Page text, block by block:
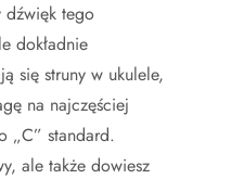
dźwięk tego
dokładnie
się struny w ukulele,
na najczęściej
„C” standard.
ale także dowiesz